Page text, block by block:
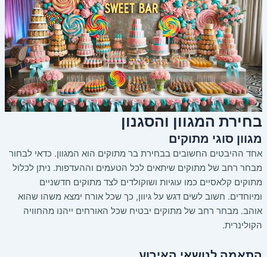
בחירת המגוון והסגנון
מגוון סוגי מתוקים
אחד ההיבטים החשובים בבחירת בר מתוקים הוא המגוון. כדאי לבחור
מבחר רחב של מתוקים שיתאים לכל הטעמים וההעדפות. ניתן לכלול
מתוקים קלאסיים כמו עוגיות ושוקולדים לצד מתוקים חדשניים
ומיוחדים. חשוב לשים דגש על גיוון, כך שכל אורח ימצא משהו שהוא
אוהב. מבחר רחב של מתוקים יבטיח שכל האורחים ייהנו מהחוויה
הקולינרית.